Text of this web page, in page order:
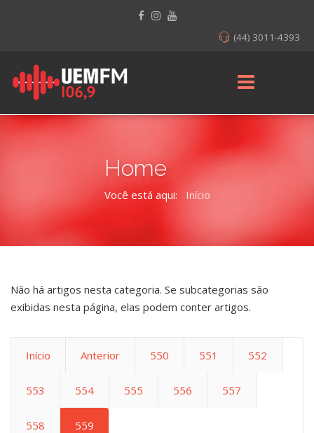
(44) 3011-4393
Home
Você está aqui: Início
Não há artigos nesta categoria. Se subcategorias são
exibidas nesta página, elas podem conter artigos.
Início Anterior 550 551 552
553 554 555 556 557
558 559